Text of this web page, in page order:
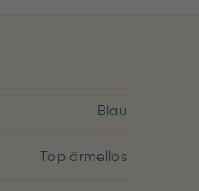
Blau
Top ärmellos